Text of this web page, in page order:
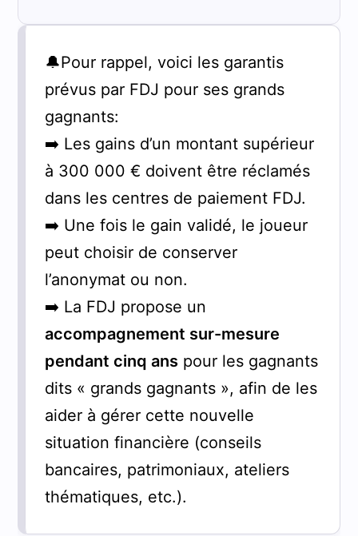
🔔Pour rappel, voici les garantis
prévus par FDJ pour ses grands
gagnants:
➡️ Les gains d’un montant supérieur
à 300 000 € doivent être réclamés
dans les centres de paiement FDJ.
➡️ Une fois le gain validé, le joueur
peut choisir de conserver
l’anonymat ou non.
➡️ La FDJ propose un
accompagnement sur-mesure
pendant cinq anspour les gagnants
dits « grands gagnants », afin de les
aider à gérer cette nouvelle
situation financière (conseils
bancaires, patrimoniaux, ateliers
thématiques, etc.).